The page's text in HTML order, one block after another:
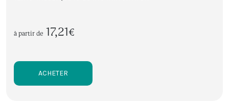
à partir de 17,21€
ACHETER